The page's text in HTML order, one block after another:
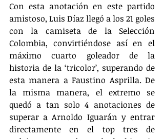
Con esta anotación en este partido
amistoso, Luis Díaz llegó a los 21 goles
con la camiseta de la Selección
Colombia, convirtiéndose así en el
máximo cuarto goleador de la
historia de la ‘tricolor’, superando de
esta manera a Faustino Asprilla. De
la misma manera, el extremo se
quedó a tan solo 4 anotaciones de
superar a Arnoldo Iguarán y entrar
directamente en el top tres de